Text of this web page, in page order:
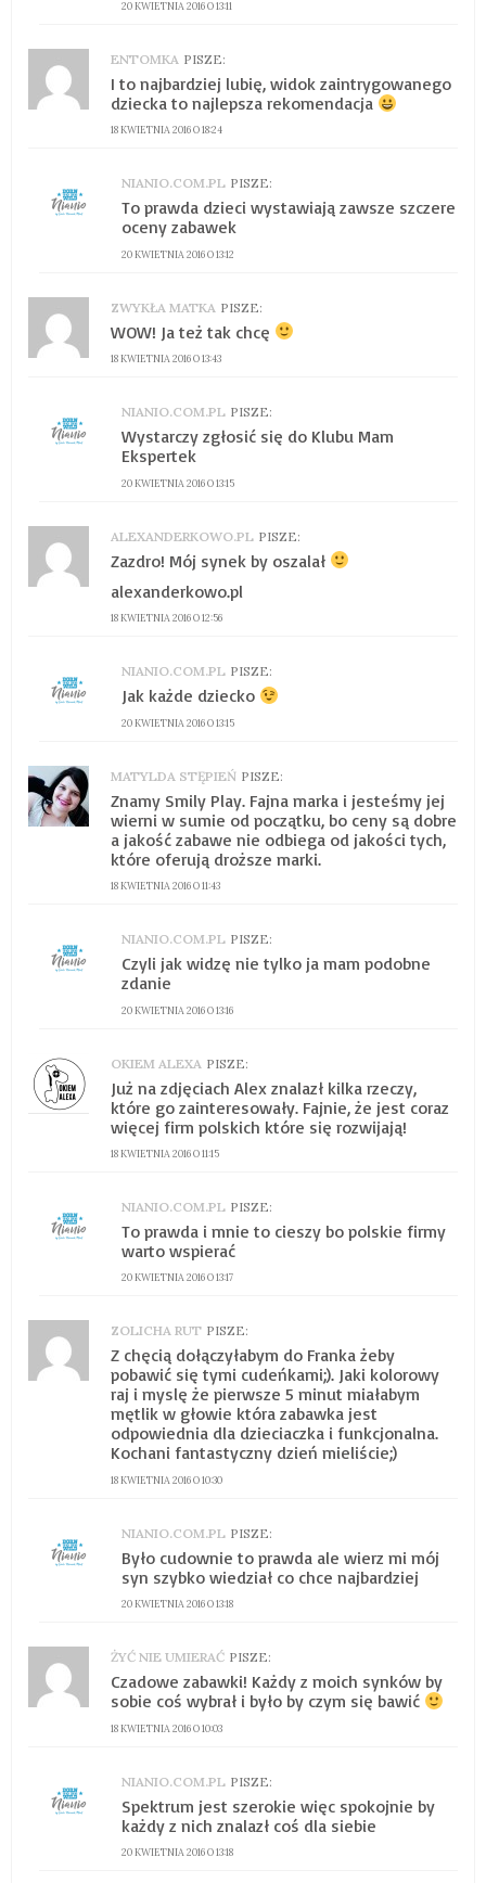
20 KWIETNIA 2016 O 13:11
ENTOMKA PISZE:
18 KWIETNIA 2016 O 18:24
I to najbardziej lubię, widok zaintrygowanego
dziecka to najlepsza rekomendacja
NIANIO.COM.PL PISZE:
20 KWIETNIA 2016 O 13:12
To prawda dzieci wystawiają zawsze szczere
oceny zabawek
ZWYKŁA MATKA PISZE:
18 KWIETNIA 2016 O 13:43
WOW! Ja też tak chcę
NIANIO.COM.PL PISZE:
20 KWIETNIA 2016 O 13:15
Wystarczy zgłosić się do Klubu Mam
Ekspertek
ALEXANDERKOWO.PL PISZE:
18 KWIETNIA 2016 O 12:56
Zazdro! Mój synek by oszalał
alexanderkowo.pl
NIANIO.COM.PL PISZE:
20 KWIETNIA 2016 O 13:15
Jak każde dziecko
MATYLDA STĘPIEŃ PISZE:
18 KWIETNIA 2016 O 11:43
Znamy Smily Play. Fajna marka i jesteśmy jej
wierni w sumie od początku, bo ceny są dobre
a jakość zabawe nie odbiega od jakości tych,
które oferują droższe marki.
NIANIO.COM.PL PISZE:
20 KWIETNIA 2016 O 13:16
Czyli jak widzę nie tylko ja mam podobne
zdanie
OKIEM ALEXA PISZE:
18 KWIETNIA 2016 O 11:15
Już na zdjęciach Alex znalazł kilka rzeczy,
które go zainteresowały. Fajnie, że jest coraz
więcej firm polskich które się rozwijają!
NIANIO.COM.PL PISZE:
20 KWIETNIA 2016 O 13:17
To prawda i mnie to cieszy bo polskie firmy
warto wspierać
ZOLICHA RUT PISZE:
18 KWIETNIA 2016 O 10:30
Z chęcią dołączyłabym do Franka żeby
pobawić się tymi cudeńkami;). Jaki kolorowy
raj i myslę że pierwsze 5 minut miałabym
mętlik w głowie która zabawka jest
odpowiednia dla dzieciaczka i funkcjonalna.
Kochani fantastyczny dzień mieliście;)
NIANIO.COM.PL PISZE:
20 KWIETNIA 2016 O 13:18
Było cudownie to prawda ale wierz mi mój
syn szybko wiedział co chce najbardziej
ŻYĆ NIE UMIERAĆ PISZE:
18 KWIETNIA 2016 O 10:03
Czadowe zabawki! Każdy z moich synków by
sobie coś wybrał i było by czym się bawić
NIANIO.COM.PL PISZE:
20 KWIETNIA 2016 O 13:18
Spektrum jest szerokie więc spokojnie by
każdy z nich znalazł coś dla siebie